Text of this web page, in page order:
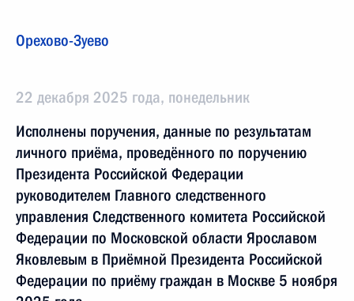
Орехово-Зуево
22 декабря 2025 года, понедельник
Исполнены поручения, данные по результатам
личного приёма, проведённого по поручению
Президента Российской Федерации
руководителем Главного следственного
управления Следственного комитета Российской
Федерации по Московской области Ярославом
Яковлевым в Приёмной Президента Российской
Федерации по приёму граждан в Москве 5 ноября